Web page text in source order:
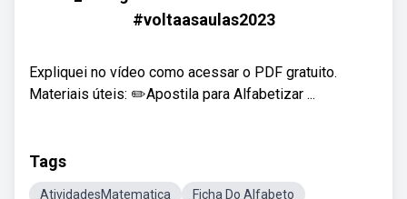
#voltaasaulas2023
Expliquei no vídeo como acessar o PDF gratuito.
Materiais úteis: ✏️Apostila para Alfabetizar ...
Tags
AtividadesMatematica
Ficha Do Alfabeto